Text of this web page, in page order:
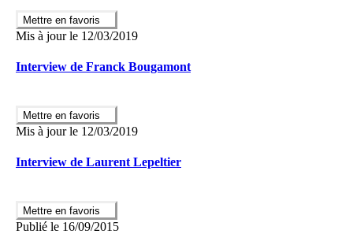
Alors c’est le moment ou jamais de devenir
« rémouleur des temps modernes »**
Mettre en favoris
Mis à jour le 12/03/2019
Interview de Franck Bougamont
Mettre en favoris
Mis à jour le 12/03/2019
Interview de Laurent Lepeltier
Mettre en favoris
Publié le 16/09/2015